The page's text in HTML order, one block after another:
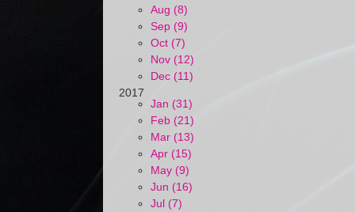
Aug (8)
Sep (9)
Oct (7)
Nov (12)
Dec (11)
2017
Jan (31)
Feb (21)
Mar (13)
Apr (15)
May (9)
Jun (16)
Jul (7)